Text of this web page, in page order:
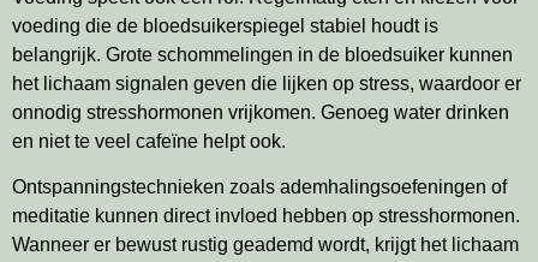
voeding die de bloedsuikerspiegel stabiel houdt is
belangrijk. Grote schommelingen in de bloedsuiker kunnen
het lichaam signalen geven die lijken op stress, waardoor er
onnodig stresshormonen vrijkomen. Genoeg water drinken
en niet te veel cafeïne helpt ook.
Ontspanningstechnieken zoals ademhalingsoefeningen of
meditatie kunnen direct invloed hebben op stresshormonen.
Wanneer er bewust rustig geademd wordt, krijgt het lichaam